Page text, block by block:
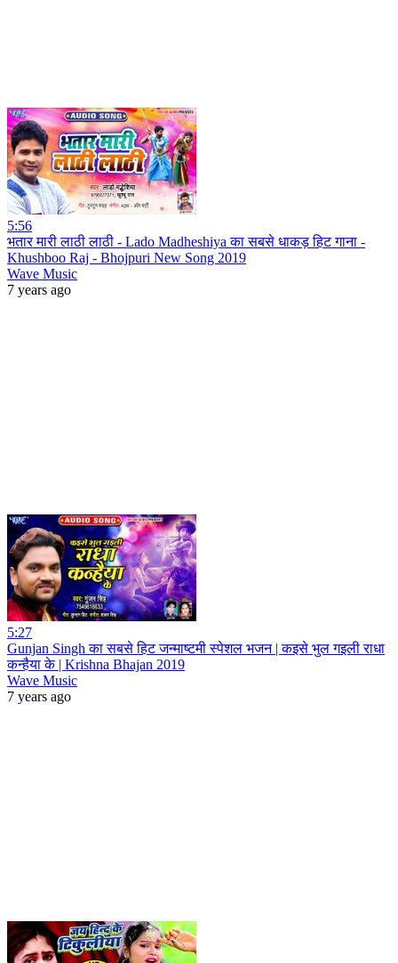
5:56
भतार मारी लाठी लाठी - Lado Madheshiya का सबसे धाकड़ हिट गाना -
Khushboo Raj - Bhojpuri New Song 2019
Wave Music
7 years ago
5:27
Gunjan Singh का सबसे हिट जन्माष्टमी स्पेशल भजन | कइसे भुल गइली राधा
कन्हैया के | Krishna Bhajan 2019
Wave Music
7 years ago